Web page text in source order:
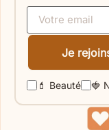
Je
💄 Beauté 🍓